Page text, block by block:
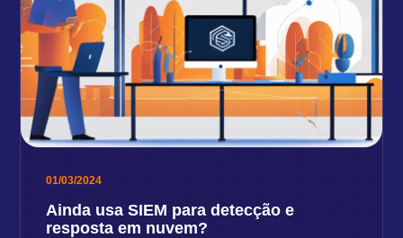
01/03/2024
Ainda usa SIEM para detecção e
resposta em nuvem?